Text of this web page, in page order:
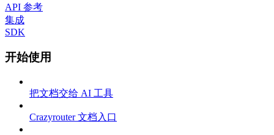
API 参考
集成
SDK
开始使用
把文档交给 AI 工具
Crazyrouter 文档入口